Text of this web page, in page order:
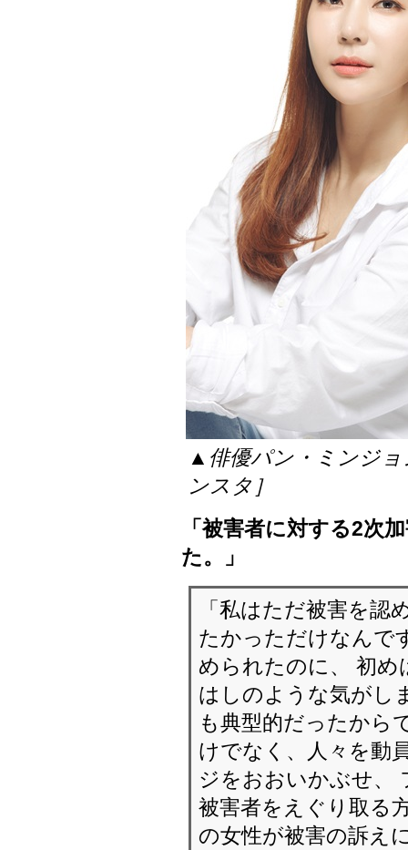
▲俳優パン・ミンジ
ンスタ］
「被害者に対する2次
た。」
「私はただ被害を認
たかっただけなんで
められたのに、 初め
はしのような気がし
も典型的だったから
けでなく、人々を動
ジをおおいかぶせ、
被害者をえぐり取る
の女性が被害の訴え